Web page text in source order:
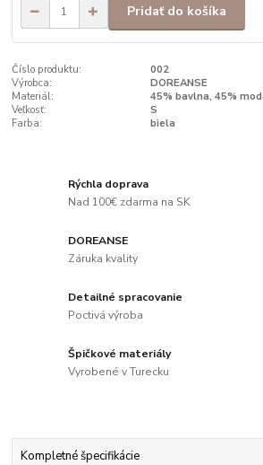
Pridať do košíka
Číslo produktu:
002
Výrobca:
DOREANSE
Materiál:
45% bavlna, 45%
Veľkosť:
S
Farba:
biela
Rýchla doprava
Nad 100€ zdarma na SK
DOREANSE
Záruka kvality
Detailné spracovanie
Poctivá výroba
Špičkové materiály
Vyrobené v Turecku
Kompletné špecifikácie